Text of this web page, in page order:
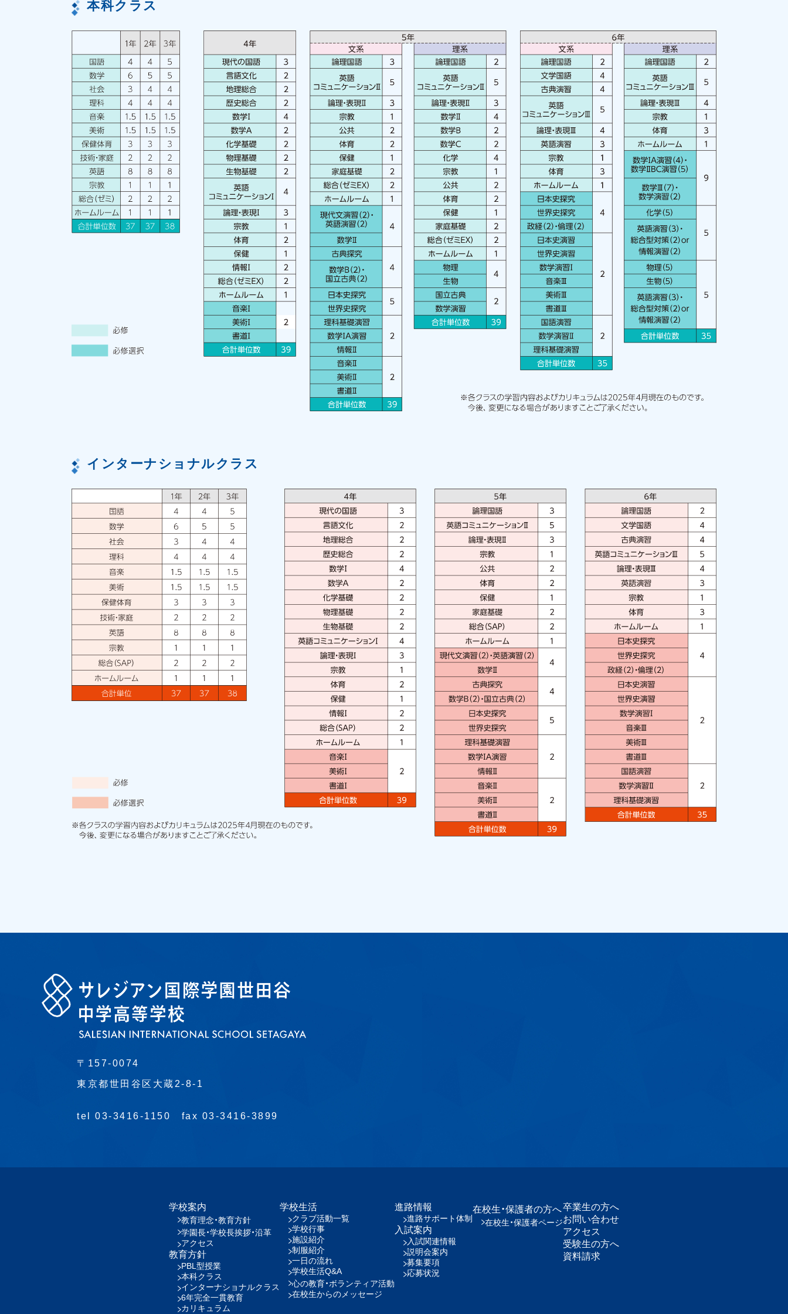
本科クラス
インターナショナルクラス
〒157-0074
東京都世田谷区大蔵2-8-1
tel 03-3416-1150 fax 03-3416-3899
学校案内
教育理念・教育方針
学園長・学校長挨拶・沿革
アクセス
教育方針
PBL型授業
本科クラス
インターナショナルクラス
6年完全一貫教育
カリキュラム
学校生活
クラブ活動一覧
学校行事
施設紹介
制服紹介
一日の流れ
学校生活Q&A
心の教育・ボランティア活動
在校生からのメッセージ
進路情報
進路サポート体制
入試案内
入試関連情報
説明会案内
募集要項
応募状況
在校生・保護者の方へ
在校生・保護者ページ
卒業生の方へ
お問い合わせ
アクセス
受験生の方へ
資料請求